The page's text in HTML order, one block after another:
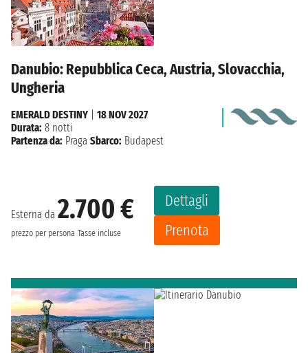
Danubio: Repubblica Ceca, Austria, Slovacchia,
Ungheria
Esterna da 2.700 €
prezzo per persona Tasse incluse
Dettagli
Prenota
EMERALD DESTINY
18 NOV 2027
Durata: 8 notti
Partenza da: Praga Sbarco: Budapest